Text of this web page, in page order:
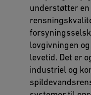
understøtter
lovgivningen
levetid. Det er
industriel og